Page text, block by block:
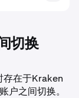
切换
存在于Kraken
户之间切换。